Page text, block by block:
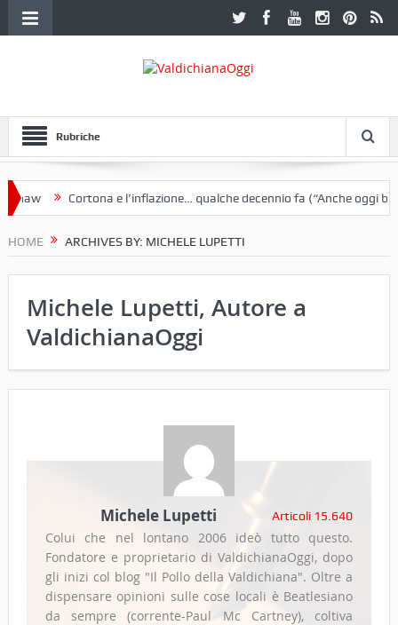
Rubriche
Cortona e l’inflazione… qualche decennio fa (“Anche oggi
HOME ARCHIVES BY: MICHELE LUPETTI
Michele Lupetti, Autore a
ValdichianaOggi
Michele Lupetti Articoli 15.640
Colui che nel lontano 2006 ideò tutto questo.
Fondatore e proprietario di ValdichianaOggi, dopo
gli inizi col blog "Il Pollo della Valdichiana". Oltre a
dispensare opinioni sulle cose locali è Beatlesiano
da sempre (corrente-Paul Mc Cartney), coltiva